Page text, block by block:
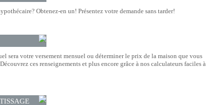
Obtenez-en un! Présentez votre demande sans tarder!
sera votre versement mensuel ou déterminer le prix de la maison que vous
ces renseignements et plus encore grâce à nos calculateurs faciles à